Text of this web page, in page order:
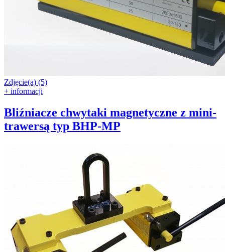
Zdjęcie(a) (5)
+ informacji
Bliźniacze chwytaki magnetyczne z mini-
trawersą typ BHP-MP